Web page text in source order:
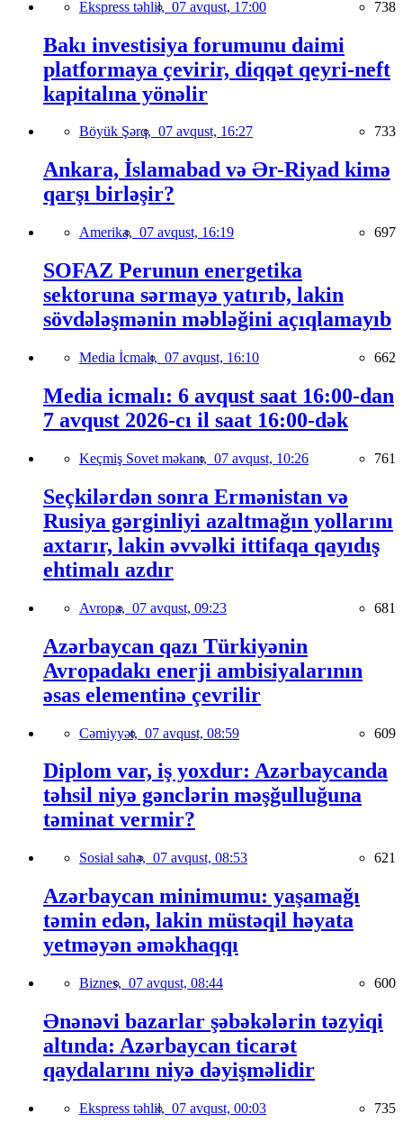
Ekspress təhlil, 07 avqust, 17:00 738
Bakı investisiya forumunu daimi
platformaya çevirir, diqqət qeyri-neft
kapitalına yönəlir
Böyük Şərq, 07 avqust, 16:27 733
Ankara, İslamabad və Ər-Riyad kimə
qarşı birləşir?
Amerika, 07 avqust, 16:19 697
SOFAZ Perunun energetika
sektoruna sərmayə yatırıb, lakin
sövdələşmənin məbləğini açıqlamayıb
Media İcmalı, 07 avqust, 16:10 662
Media icmalı: 6 avqust saat 16:00-dan
7 avqust 2026-cı il saat 16:00-dək
Keçmiş Sovet məkanı, 07 avqust, 10:26 761
Seçkilərdən sonra Ermənistan və
Rusiya gərginliyi azaltmağın yollarını
axtarır, lakin əvvəlki ittifaqa qayıdış
ehtimalı azdır
Avropa, 07 avqust, 09:23 681
Azərbaycan qazı Türkiyənin
Avropadakı enerji ambisiyalarının
əsas elementinə çevrilir
Cəmiyyət, 07 avqust, 08:59 609
Diplom var, iş yoxdur: Azərbaycanda
təhsil niyə gənclərin məşğulluğuna
təminat vermir?
Sosial sahə, 07 avqust, 08:53 621
Azərbaycan minimumu: yaşamağı
təmin edən, lakin müstəqil həyata
yetməyən əməkhaqqı
Biznes, 07 avqust, 08:44 600
Ənənəvi bazarlar şəbəkələrin təzyiqi
altında: Azərbaycan ticarət
qaydalarını niyə dəyişməlidir
Ekspress təhlil, 07 avqust, 00:03 735